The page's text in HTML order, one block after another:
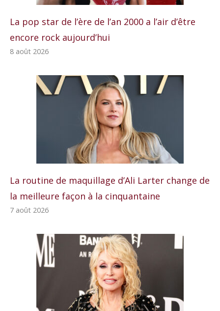
La pop star de l’ère de l’an 2000 a l’air d’être
encore rock aujourd’hui
8 août 2026
La routine de maquillage d’Ali Larter change de
la meilleure façon à la cinquantaine
7 août 2026